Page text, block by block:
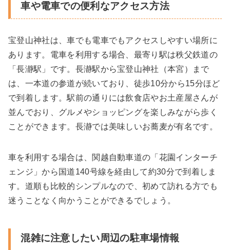
車や電車での便利なアクセス方法
宝登山神社は、車でも電車でもアクセスしやすい場所に
あります。電車を利用する場合、最寄り駅は秩父鉄道の
「長瀞駅」です。長瀞駅から宝登山神社（本宮）まで
は、一本道の参道が続いており、徒歩10分から15分ほど
で到着します。駅前の通りには飲食店やお土産屋さんが
並んでおり、グルメやショッピングを楽しみながら歩く
ことができます。長瀞では美味しいお蕎麦が有名です。
車を利用する場合は、関越自動車道の「花園インターチ
ェンジ」から国道140号線を経由して約30分で到着しま
す。道順も比較的シンプルなので、初めて訪れる方でも
迷うことなく向かうことができるでしょう。
混雑に注意したい周辺の駐車場情報